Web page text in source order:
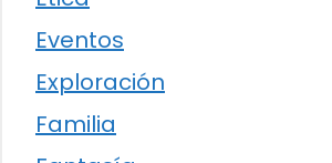
Eventos
Exploración
Familia